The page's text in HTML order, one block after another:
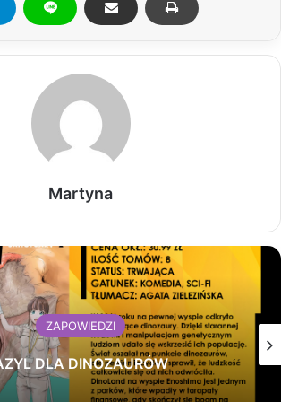
Martyna
ZAPOWIEDZI
DLA DINOZAURÓW